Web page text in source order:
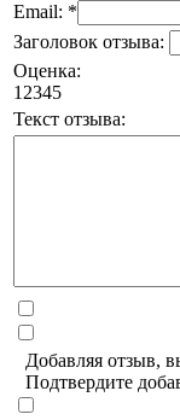
Email: *
Заголовок отзыва:
Оценка:
1 2345
Текст отзыва:
Добавляя отзыв,
Подтвердите